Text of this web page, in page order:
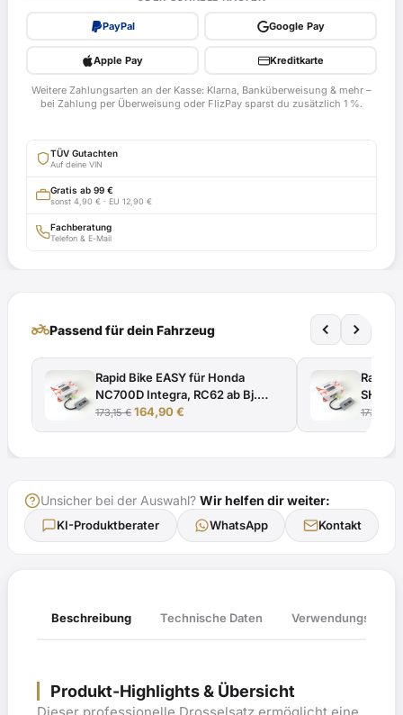
Honda
RC71
ab
Bj.
2014
mit
TÜV-
Gutachten
Menge
PayPal Google Pay
Apple Pay Kreditkarte
Weitere Zahlungsarten an der Kasse: Klarna, Banküberweisung & mehr –
bei Zahlung per Überweisung oder FlizPay sparst du zusätzlich 1 %.
TÜV Gutachten
Auf deine VIN
Gratis ab 99 €
sonst 4,90 € · EU 12,90 €
Fachberatung
Telefon & E-Mail
two_wheelerPassend für dein Fahrzeug
Rapid Bike EASY für Honda
NC700D Integra, RC62 ab Bj.
2012 - 2013
173,15€ Ursprünglicher
164,90€
Rapid
- 2018
173,15
Unsicher bei der Auswahl? Wir helfen dir weiter:
KI-Produktberater WhatsApp Kontakt
Beschreibung Technische Daten Verwendungsliste
Produkt-Highlights & Übersicht
Dieser professionelle Drosselsatz ermöglicht eine